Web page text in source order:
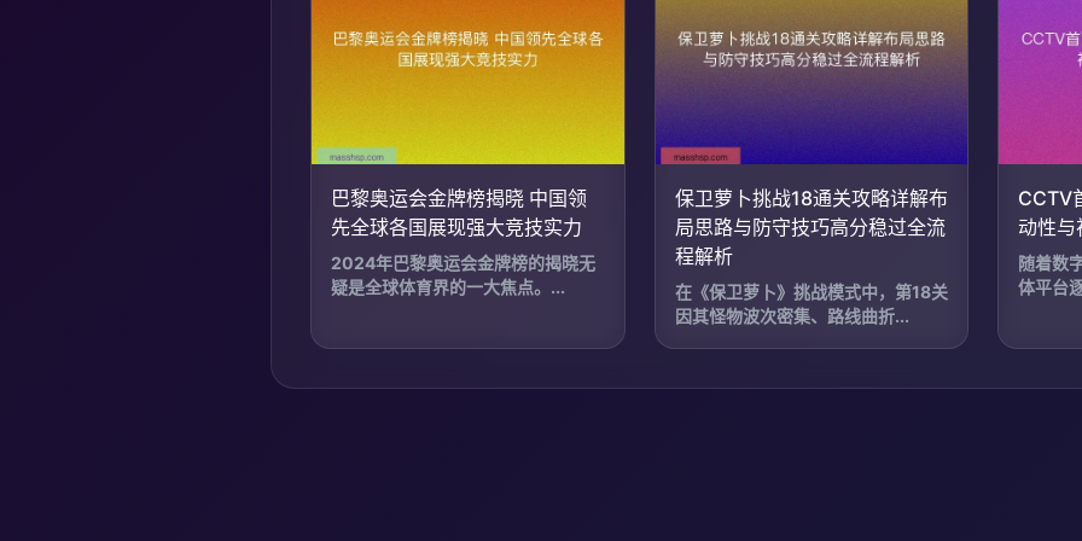
巴黎奥运会金牌榜揭晓 中国领
先全球各国展现强大竞技实力
2024年巴黎奥运会金牌榜的揭晓无
疑是全球体育界的一大焦点。...
保卫萝卜挑战18通关攻略详解布
局思路与防守技巧高分稳过全流
程解析
在《保卫萝卜》挑战模式中，第18关
因其怪物波次密集、路线曲折...
CCTV
动性与
随着数
体平台